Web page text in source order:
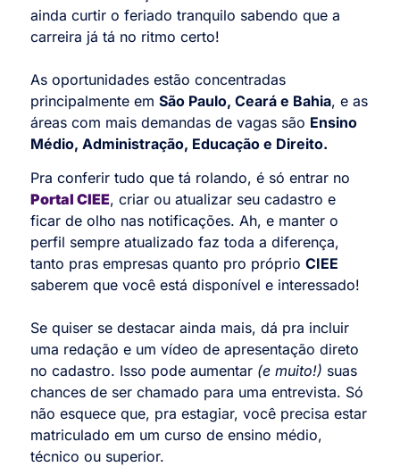
ainda curtir o feriado tranquilo sabendo que a
carreira já tá no ritmo certo!
As oportunidades estão concentradas
principalmente em São Paulo, Ceará e Bahia, e as
áreas com mais demandas de vagas são Ensino
Médio, Administração, Educação e Direito.
Pra conferir tudo que tá rolando, é só entrar no
Portal CIEE, criar ou atualizar seu cadastro e
ficar de olho nas notificações. Ah, e manter o
perfil sempre atualizado faz toda a diferença,
tanto pras empresas quanto pro próprio CIEE
saberem que você está disponível e interessado!
Se quiser se destacar ainda mais, dá pra incluir
uma redação e um vídeo de apresentação direto
no cadastro. Isso pode aumentar (e muito!) suas
chances de ser chamado para uma entrevista. Só
não esquece que, pra estagiar, você precisa estar
matriculado em um curso de ensino médio,
técnico ou superior.